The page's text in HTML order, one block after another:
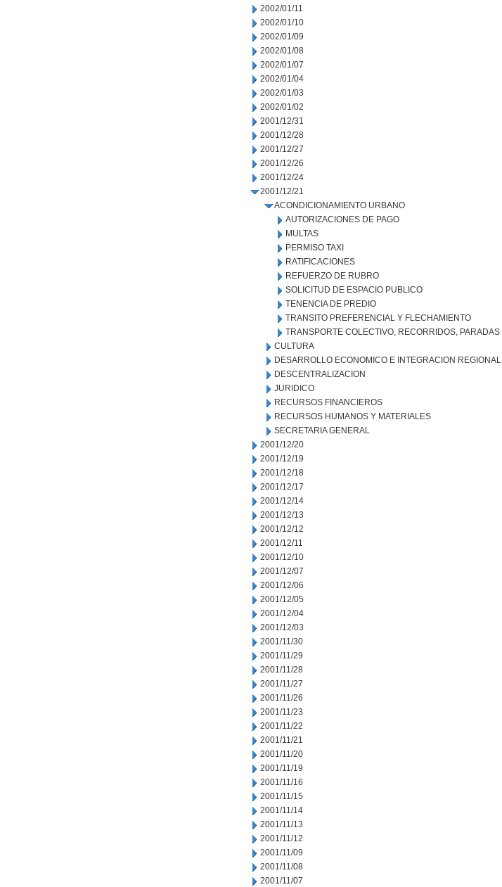
2002/01/11
2002/01/10
2002/01/09
2002/01/08
2002/01/07
2002/01/04
2002/01/03
2002/01/02
2001/12/31
2001/12/28
2001/12/27
2001/12/26
2001/12/24
2001/12/21
ACONDICIONAMIENTO URBANO
AUTORIZACIONES DE PAGO
MULTAS
PERMISO TAXI
RATIFICACIONES
REFUERZO DE RUBRO
SOLICITUD DE ESPACIO PUBLICO
TENENCIA DE PREDIO
TRANSITO PREFERENCIAL Y FLECHAMIENTO
TRANSPORTE COLECTIVO, RECORRIDOS, PARADAS
CULTURA
DESARROLLO ECONOMICO E INTEGRACION REGIONAL
DESCENTRALIZACION
JURIDICO
RECURSOS FINANCIEROS
RECURSOS HUMANOS Y MATERIALES
SECRETARIA GENERAL
2001/12/20
2001/12/19
2001/12/18
2001/12/17
2001/12/14
2001/12/13
2001/12/12
2001/12/11
2001/12/10
2001/12/07
2001/12/06
2001/12/05
2001/12/04
2001/12/03
2001/11/30
2001/11/29
2001/11/28
2001/11/27
2001/11/26
2001/11/23
2001/11/22
2001/11/21
2001/11/20
2001/11/19
2001/11/16
2001/11/15
2001/11/14
2001/11/13
2001/11/12
2001/11/09
2001/11/08
2001/11/07